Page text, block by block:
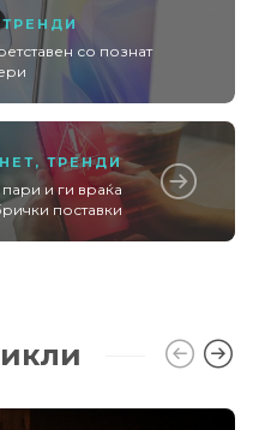
ТРЕНДИ
со познат
,ТРЕНДИ
и ги враќа
поставки